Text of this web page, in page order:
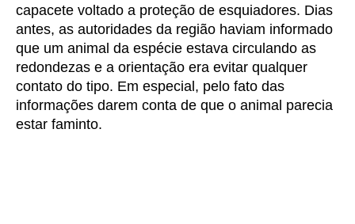
capacete voltado a proteção de esquiadores. Dias
antes, as autoridades da região haviam informado
que um animal da espécie estava circulando as
redondezas e a orientação era evitar qualquer
contato do tipo. Em especial, pelo fato das
informações darem conta de que o animal parecia
estar faminto.